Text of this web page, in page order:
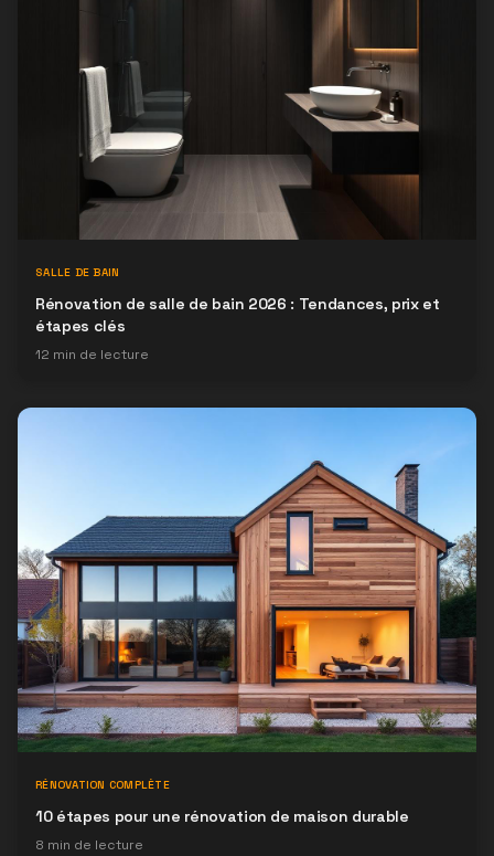
SALLE DE BAIN
Rénovation de salle de bain 2026 : Tendances, prix et
étapes clés
12 min de lecture
RÉNOVATION COMPLÈTE
10 étapes pour une rénovation de maison durable
8 min de lecture